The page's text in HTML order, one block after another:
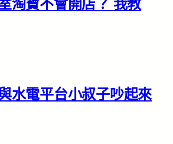
水電平台小叔子吵起來